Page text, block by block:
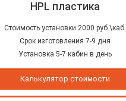
HPL пластика
Стоимость установки 2000 руб.\каб.
Срок изготовления 7-9 дня
Установка 5-7 кабин в день
Калькулятор стоимости